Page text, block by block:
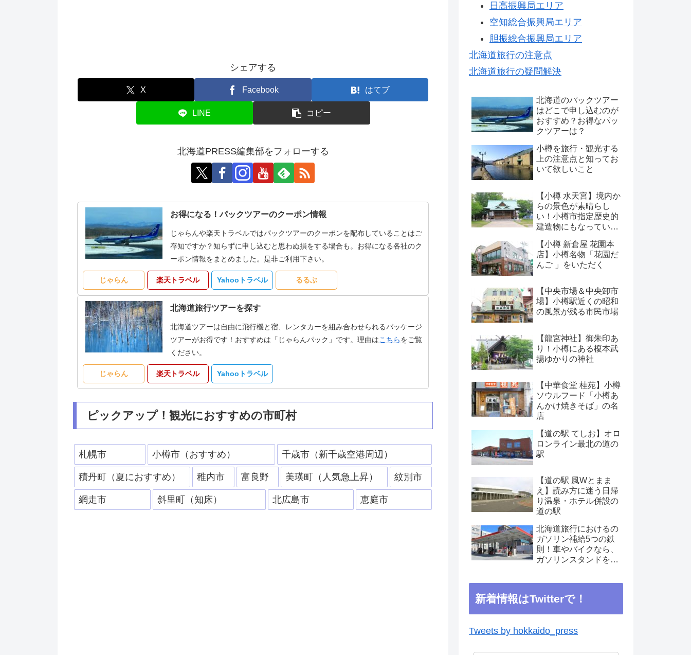
シェアする
X Facebook はてブ
LINE コピー
北海道PRESS編集部をフォローする
お得になる！パックツアーのクーポン情報
じゃらんや楽天トラベルではパックツアーのクーポンを配布していることはご
存知ですか？知らずに申し込むと思わぬ損をする場合も。お得になる各社のク
ーポン情報をまとめました。是非ご利用下さい。
じゃらん 楽天トラベル Yahooトラベル るるぶ
北海道旅行ツアーを探す
北海道ツアーは自由に飛行機と宿、レンタカーを組み合わせられるパッケージ
ツアーがお得です！おすすめは「じゃらんパック」です。理由はこちらをご覧
ください。
じゃらん 楽天トラベル Yahooトラベル
ピックアップ！観光におすすめの市町村
札幌市 小樽市（おすすめ） 千歳市（新千歳空港周辺）
積丹町（夏におすすめ） 稚内市 富良野 美瑛町（人気急上昇） 紋別市
網走市 斜里町（知床） 北広島市 恵庭市
日高振興局エリア
空知総合振興局エリア
胆振総合振興局エリア
北海道旅行の注意点
北海道旅行の疑問解決
北海道のパックツアー
はどこで申し込むのが
おすすめ？お得なパッ
クツアーは？
小樽を旅行・観光する
上の注意点と知ってお
いて欲しいこと
【小樽 水天宮】境内か
らの景色が素晴らし
い！小樽市指定歴史的
建造物にもなっている
【小樽 新倉屋 花園本
店】小樽名物「花園だ
んご 」をいただく
【中央市場＆中央卸市
場】小樽駅近くの昭和
の風景が残る市民市場
【龍宮神社】御朱印あ
り！小樽にある榎本武
揚ゆかりの神社
【中華食堂 桂苑】小樽
ソウルフード「小樽あ
んかけ焼きそば」の名
店
【道の駅 てしお】オロ
ロンライン最北の道の
駅
【道の駅 風Wとまま
え】読み方に迷う日帰
り温泉・ホテル併設の
道の駅
北海道旅行におけるの
ガソリン補給5つの鉄
則！車やバイクなら、
ガソリンスタンドを見
新着情報はTwitterで！
Tweets by hokkaido_press